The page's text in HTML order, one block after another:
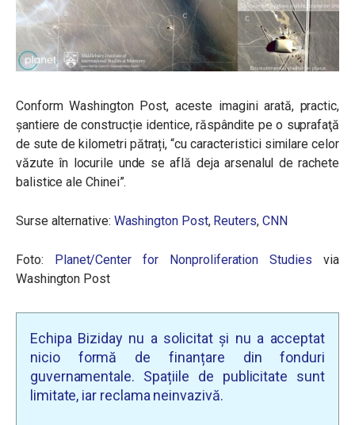
Conform Washington Post, aceste imagini arată, practic,
șantiere de construcție identice, răspândite pe o suprafaţă
de sute de kilometri pătrați, “cu caracteristici similare celor
văzute în locurile unde se află deja arsenalul de rachete
balistice ale Chinei”.
Surse alternative: Washington Post, Reuters, CNN
Foto: Planet/Center for Nonproliferation Studies via
Washington Post
Echipa Biziday nu a solicitat și nu a acceptat
nicio formă de finanțare din fonduri
guvernamentale. Spațiile de publicitate sunt
limitate, iar reclama neinvazivă.